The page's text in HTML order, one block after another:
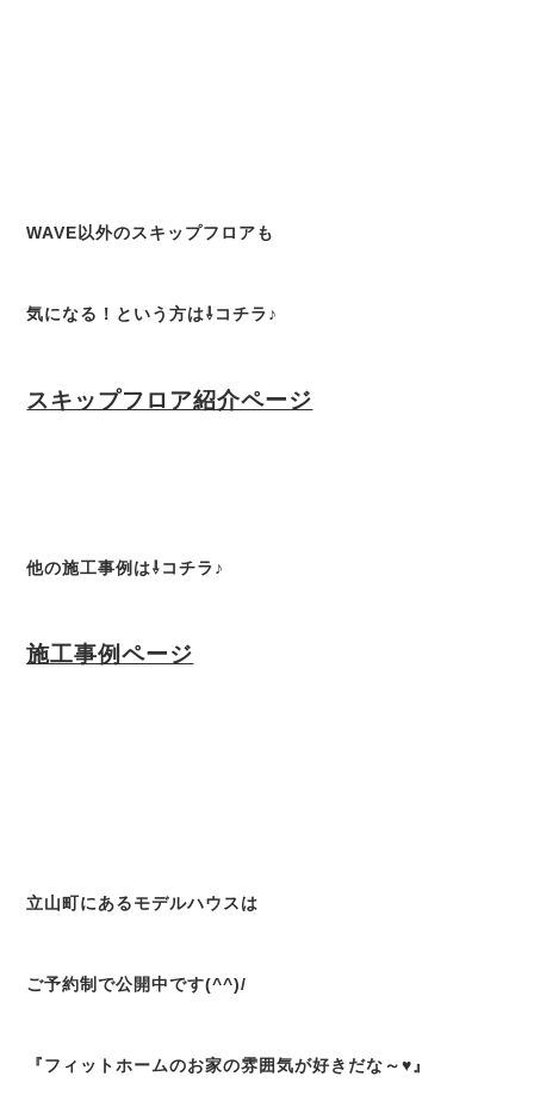
WAVE以外のスキップフロアも
気になる！という方は⇩コチラ♪
スキップフロア紹介ページ
他の施工事例は⇩コチラ♪
施工事例ページ
立山町にあるモデルハウスは
ご予約制で公開中です(^^)/
『フィットホームのお家の雰囲気が好きだな～♥』